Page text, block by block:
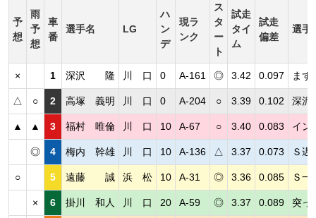
予
想
雨
予
想
車
番
選手名 LG
ハ
ン
デ
現ラ
ンク
ス
タ
ー
ト
試走
タイ
ム
試走
偏差
選手
× 1 深沢 隆 川 口 0 A-161 ◎ 3.42 0.097 まず
△ ○ 2 高塚 義明 川 口 0 A-204 ○ 3.39 0.102 深沢
▲ ▲ 3 福村 唯倫 川 口 10 A-67 ○ 3.40 0.083 イン
◎ 4 梅内 幹雄 川 口 10 A-136 △ 3.37 0.073 Ｓ遅
○ 5 遠藤 誠 浜 松 10 A-31 ◎ 3.36 0.085 Ｓ一
× 6 掛川 和人 川 口 20 A-59 ◎ 3.37 0.089 突っ